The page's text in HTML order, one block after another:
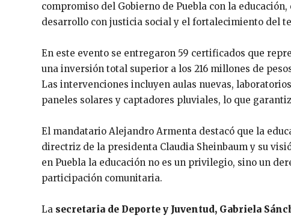
compromiso del Gobierno de Puebla con la
desarrollo con justicia social y el fortalecimiento del
En este evento se entregaron 59 certificados que
una inversión total superior a los 216 millones de
Las intervenciones incluyen aulas nuevas,
paneles solares y captadores pluviales, lo que
El mandatario Alejandro Armenta destacó que la
directriz de la presidenta Claudia Sheinbaum y su
en Puebla la educación no es un privilegio, sino un
participación comunitaria.
La secretaria de Deporte y Juventud, Gabriela